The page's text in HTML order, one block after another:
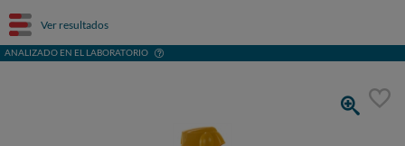
Ver resultados
ANALIZADO EN EL LABORATORIO